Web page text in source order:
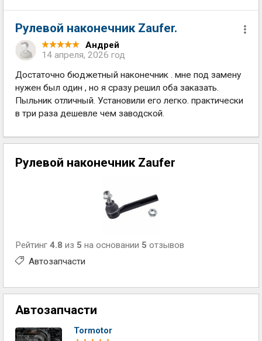
Рулевой наконечник Zaufer.
Андрей
14 апреля, 2026 год
Достаточно бюджетный наконечник . мне под замену
нужен был один , но я сразу решил оба заказать.
Пыльник отличный. Установили его легко. практически
в три раза дешевле чем заводской.
Рулевой наконечник Zaufer
Рейтинг 4.8 из 5 на основании 5 отзывов
Автозапчасти
Автозапчасти
Tormotor